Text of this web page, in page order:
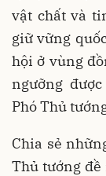
vật chất và
giữ vững
hội ở vùng
ngưỡng
Phó Thủ
Chia sẻ
Thủ tướng đề